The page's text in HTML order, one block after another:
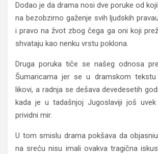
Dodao je da drama nosi dve poruke od
na bezobzirno gaženje svih ljudskih
i pravo na žvot zbog čega ga oni koji
shvataju kao nenku vrstu poklona.
Druga poruka tiče se našeg odnosa
Šumaricama jer se u dramskom tekstu
likovi, a radnja se dešava devedesetih
kada je u tadašnjoj Jugoslaviji još uvek
prividni mir.
U tom smislu drama pokšava da
na sreću nisu imali ovakva tragična